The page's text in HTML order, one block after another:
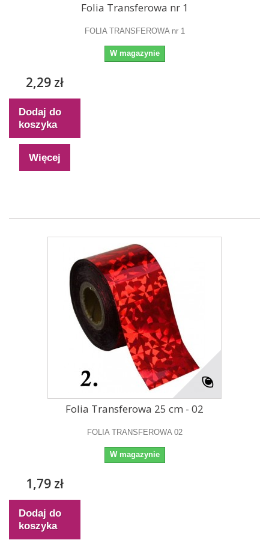
Folia Transferowa nr 1
FOLIA TRANSFEROWA nr 1
W magazynie
2,29 zł
Dodaj do
koszyka
Więcej
Folia Transferowa 25 cm - 02
FOLIA TRANSFEROWA 02
W magazynie
1,79 zł
Dodaj do
koszyka